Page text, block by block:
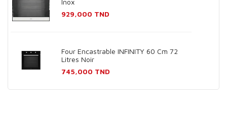
Inox
Prix
929,000 TND
Four Encastrable INFINITY 60 Cm 72
Litres Noir
Prix
745,000 TND